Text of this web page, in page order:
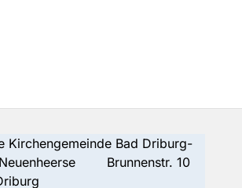
Kirchengemeinde Bad Driburg-
Brunnenstr. 10